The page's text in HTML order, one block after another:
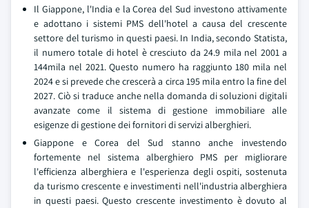
Il Giappone, l'India e la Corea del Sud investono attivamente
e adottano i sistemi PMS dell'hotel a causa del crescente
settore del turismo in questi paesi. In India, secondo Statista,
il numero totale di hotel è cresciuto da 24.9 mila nel 2001 a
144mila nel 2021. Questo numero ha raggiunto 180 mila nel
2024 e si prevede che crescerà a circa 195 mila entro la fine del
2027. Ciò si traduce anche nella domanda di soluzioni digitali
avanzate come il sistema di gestione immobiliare alle
esigenze di gestione dei fornitori di servizi alberghieri.
Giappone e Corea del Sud stanno anche investendo
fortemente nel sistema alberghiero PMS per migliorare
l'efficienza alberghiera e l'esperienza degli ospiti, sostenuta
da turismo crescente e investimenti nell'industria alberghiera
in questi paesi. Questo crescente investimento è dovuto al